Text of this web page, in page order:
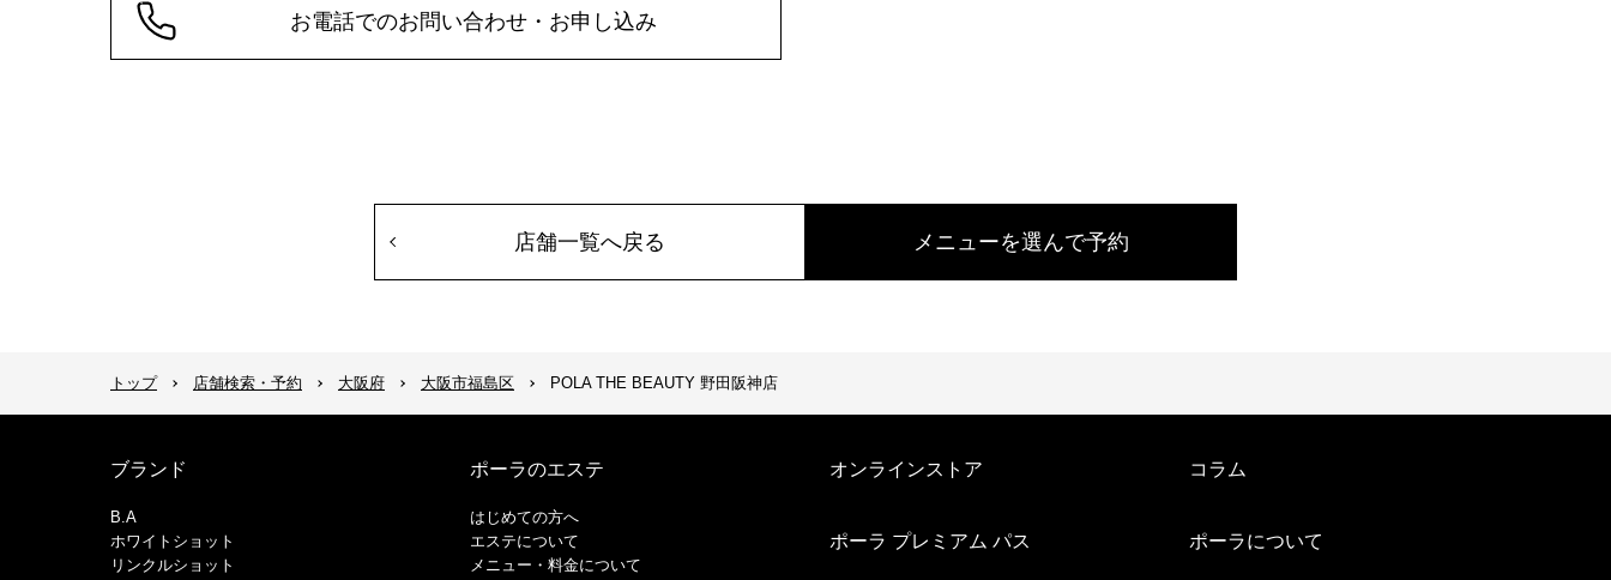
お電話でのお問い合わせ・お申し込み
メニューを選んで予約
店舗一覧へ戻る
トップ 店舗検索・予約 大阪府 大阪市福島区 POLA THE BEAUTY 野田阪神店
ブランド
B.A
ホワイトショット
リンクルショット
ポーラのエステ
はじめての方へ
エステについて
メニュー・料金について
オンラインストア
ポーラ プレミアム パス
コラム
ポーラについて